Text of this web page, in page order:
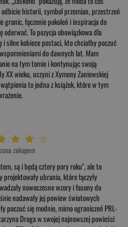
historii, symbol przemian, przestrzeń
granic, łączenie pokoleń i inspiracja do
To pozycja obowiązkowa dla
silne kobiece postaci, kto chciałby poczuć
do dawnych lat. Mam
na tym tomie i kontynując swoją
XX wieku, uczyni z Xymeny Zaniewskiej
to jedna z książek, które w tym
Twoja ocena: Arcydzieło 10/10"
Twoja ocena: Wybitna 9/10"
Twoja ocena: Rewelacyjna 8/10"
ocena: Bardzo dobra 7/10"
Dobra 6/10"
Przeciętna 5/10"
być 4/10"
10"
2/10"
zakupem
są i będą cztery pory roku", ale to
ubrania, które łączyły
nowoczesne wzory i fasony do
nadawały jej powiew światowych
poczuć się modnie, mimo ograniczeń PRL-
Droga w swojej najnowszej powieści